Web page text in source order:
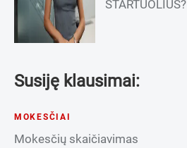
STARTUOLIUS?
Susiję klausimai:
MOKESČIAI
Mokesčių skaičiavimas